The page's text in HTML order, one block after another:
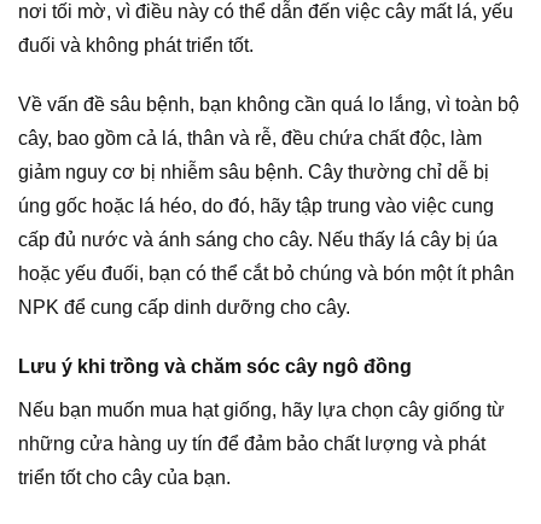
nơi tối mờ, vì điều này có thể dẫn đến việc cây mất lá, yếu
đuối và không phát triển tốt.
Về vấn đề sâu bệnh, bạn không cần quá lo lắng, vì toàn bộ
cây, bao gồm cả lá, thân và rễ, đều chứa chất độc, làm
giảm nguy cơ bị nhiễm sâu bệnh. Cây thường chỉ dễ bị
úng gốc hoặc lá héo, do đó, hãy tập trung vào việc cung
cấp đủ nước và ánh sáng cho cây. Nếu thấy lá cây bị úa
hoặc yếu đuối, bạn có thể cắt bỏ chúng và bón một ít phân
NPK để cung cấp dinh dưỡng cho cây.
Lưu ý khi trồng và chăm sóc cây ngô đồng
Nếu bạn muốn mua hạt giống, hãy lựa chọn cây giống từ
những cửa hàng uy tín để đảm bảo chất lượng và phát
triển tốt cho cây của bạn.